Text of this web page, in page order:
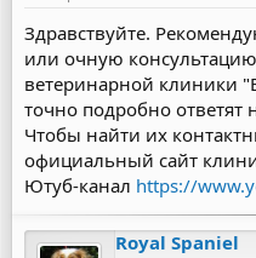
Здравствуйте.
или очную
ветеринарной клиники
точно подробно ответят
Чтобы найти их
официальный сайт
Ютуб-канал https://
Royal Spaniel